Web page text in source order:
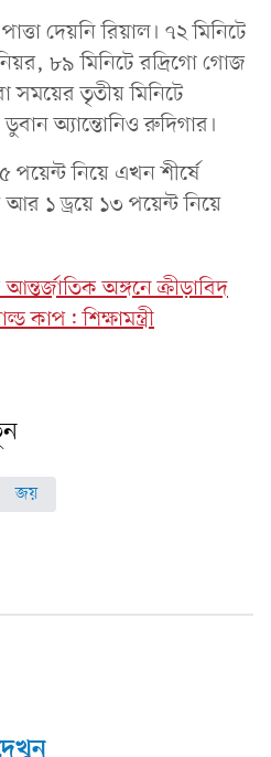
দেয়নি রিয়াল। ৭২ মিনিটে
৮৯ মিনিটে রদ্রিগো গোজ
তৃতীয় মিনিটে
অ্যান্তোনিও রুদিগার।
পয়েন্ট নিয়ে এখন শীর্ষে
১ ড্রয়ে ১৩ পয়েন্ট নিয়ে
অঙ্গনে ক্রীড়াবিদ
কাপ: শিক্ষামন্ত্রী
জয়